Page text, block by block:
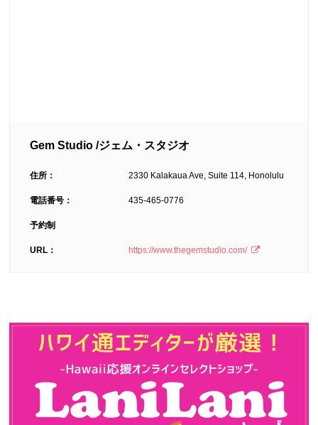
Gem Studio /ジェム・スタジオ
住所： 2330 Kalakaua Ave, Suite 114, Honolulu
電話番号： 435-465-0776
予約制
URL： https://www.thegemstudio.com/